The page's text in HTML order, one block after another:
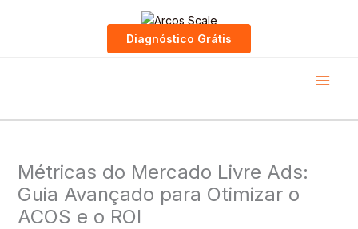
Diagnóstico Grátis
Métricas do Mercado Livre Ads:
Guia Avançado para Otimizar o
ACOS e o ROI